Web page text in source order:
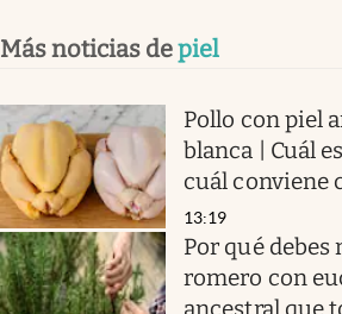
Más noticias depiel
Pollo con piel
blanca | Cuál
cuál conviene
13:19
Por qué debes
romero con